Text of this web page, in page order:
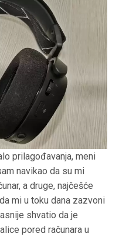
prilagođavanja, meni
navikao da su mi
a druge, najčešće
mi u toku dana zazvoni
shvatio da je
pored računara u